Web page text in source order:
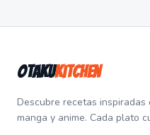
OtakuKitchen
Descubre recetas
manga y anime. Cada plato